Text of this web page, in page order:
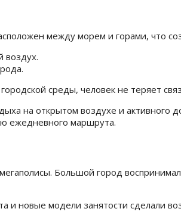
между морем и горами, что
воздух.
среды, человек не теряет
на открытом воздухе и активного
ежедневного маршрута.
Большой город
и новые модели занятости сделали